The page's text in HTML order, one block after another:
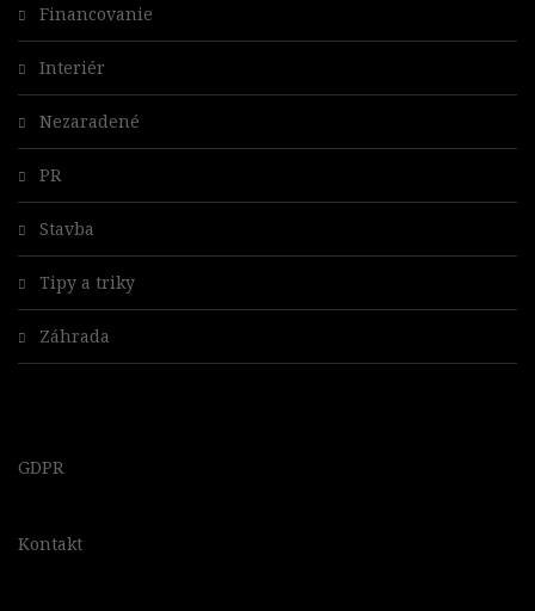
Financovanie
Interiér
Nezaradené
PR
Stavba
Tipy a triky
Záhrada
GDPR
Kontakt